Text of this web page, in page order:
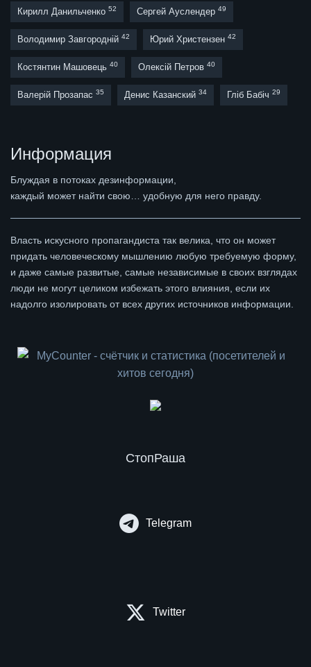
Кирилл Данильченко 52 Сергей Ауслендер 49
Володимир Завгородній 42 Юрий Христензен 42
Костянтин Машовець 40 Олексій Петров 40
Валерій Прозапас 35 Денис Казанский 34 Гліб Бабіч 29
Информация
Блуждая в потоках дезинформации,
каждый может найти свою… удобную для него правду.
Власть искусного пропагандиста так велика, что он может
придать человеческому мышлению любую требуемую форму,
и даже самые развитые, самые независимые в своих взглядах
люди не могут целиком избежать этого влияния, если их
надолго изолировать от всех других источников информации.
СтопРаша
Telegram
Twitter